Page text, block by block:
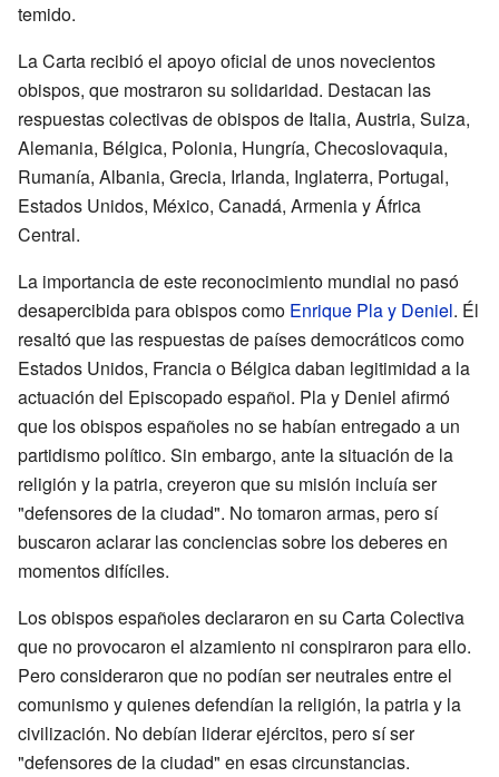
temido.
La Carta recibió el apoyo oficial de unos novecientos
obispos, que mostraron su solidaridad. Destacan las
respuestas colectivas de obispos de Italia, Austria, Suiza,
Alemania, Bélgica, Polonia, Hungría, Checoslovaquia,
Rumanía, Albania, Grecia, Irlanda, Inglaterra, Portugal,
Estados Unidos, México, Canadá, Armenia y África
Central.
La importancia de este reconocimiento mundial no pasó
desapercibida para obispos como Enrique Pla y Deniel. Él
resaltó que las respuestas de países democráticos como
Estados Unidos, Francia o Bélgica daban legitimidad a la
actuación del Episcopado español. Pla y Deniel afirmó
que los obispos españoles no se habían entregado a un
partidismo político. Sin embargo, ante la situación de la
religión y la patria, creyeron que su misión incluía ser
"defensores de la ciudad". No tomaron armas, pero sí
buscaron aclarar las conciencias sobre los deberes en
momentos difíciles.
Los obispos españoles declararon en su Carta Colectiva
que no provocaron el alzamiento ni conspiraron para ello.
Pero consideraron que no podían ser neutrales entre el
comunismo y quienes defendían la religión, la patria y la
civilización. No debían liderar ejércitos, pero sí ser
"defensores de la ciudad" en esas circunstancias.